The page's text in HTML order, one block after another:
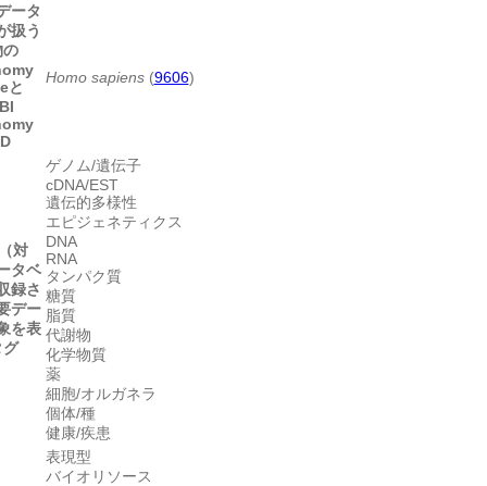
ータ
扱う
と
Homo sapiens(9606)
対
タベ
録さ
デー
を表
ゲノム/遺伝子
cDNA/EST
遺伝的多様性
エピジェネティクス
DNA
RNA
タンパク質
糖質
脂質
代謝物
化学物質
薬
細胞/オルガネラ
個体/種
健康/疾患
表現型
バイオリソース